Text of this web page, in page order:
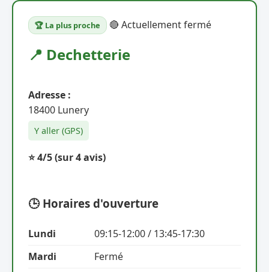
🏆 La plus proche 🔴 Actuellement fermé
📍 Dechetterie
Adresse :
18400 Lunery
Y aller (GPS)
⭐ 4/5(sur 4 avis)
🕒 Horaires d'ouverture
Lundi
09:15-12:00 / 13:45-17:30
Mardi
Fermé